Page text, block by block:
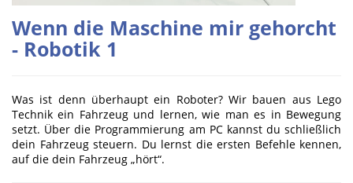
Wenn die Maschine mir gehorcht
- Robotik 1
Was ist denn überhaupt ein Roboter? Wir bauen aus Lego
Technik ein Fahrzeug und lernen, wie man es in Bewegung
setzt. Über die Programmierung am PC kannst du schließlich
dein Fahrzeug steuern. Du lernst die ersten Befehle kennen,
auf die dein Fahrzeug „hört“.